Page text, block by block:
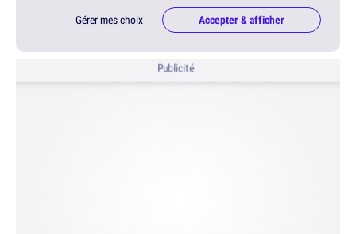
Gérer mes choix Accepter & afficher
Publicité